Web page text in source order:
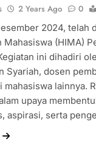
2 Years Ago 0
2024, telah
Mahasiswa (HIMA)
ini dihadiri
Syariah, dosen
mahasiswa lainnya.
upaya
aspirasi, serta